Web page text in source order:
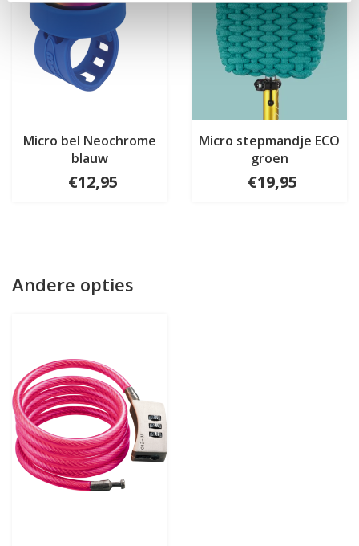
Micro bel Neochrome
blauw
€12,95
Micro stepmandje ECO
groen
€19,95
Andere opties